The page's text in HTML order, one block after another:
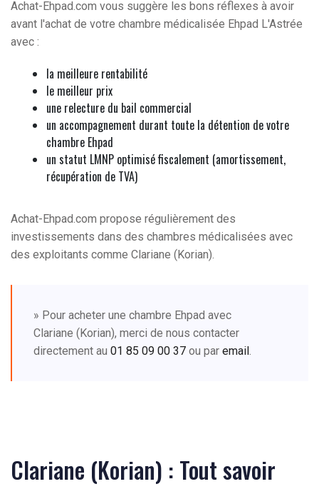
Achat-Ehpad.com vous suggère les bons réflexes à avoir
avant l'achat de votre chambre médicalisée Ehpad L'Astrée
avec :
la meilleure rentabilité
le meilleur prix
une relecture du bail commercial
un accompagnement durant toute la détention de votre
chambre Ehpad
un statut LMNP optimisé fiscalement (amortissement,
récupération de TVA)
Achat-Ehpad.com propose régulièrement des
investissements dans des chambres médicalisées avec
des exploitants comme Clariane (Korian).
» Pour acheter une chambre Ehpad avec
Clariane (Korian), merci de nous contacter
directement au 01 85 09 00 37 ou par email .
Clariane (Korian) : Tout savoir